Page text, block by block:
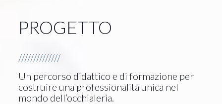
PROGETTO
//////////////
Un percorso didattico e di formazione per
costruire una professionalità unica nel
mondo dell’occhialeria.